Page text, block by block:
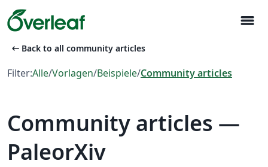
menu
arrow_left_alt Back to all community articles
Filter:Alle/Vorlagen/Beispiele/Community articles
Community articles —
PaleorXiv